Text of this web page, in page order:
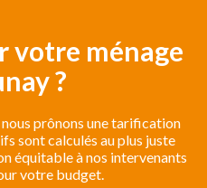
votre ménage
?
prônons une tarification
sont calculés au plus juste
équitable à nos intervenants
votre budget.